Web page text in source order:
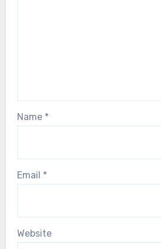
Name *
Email *
Website